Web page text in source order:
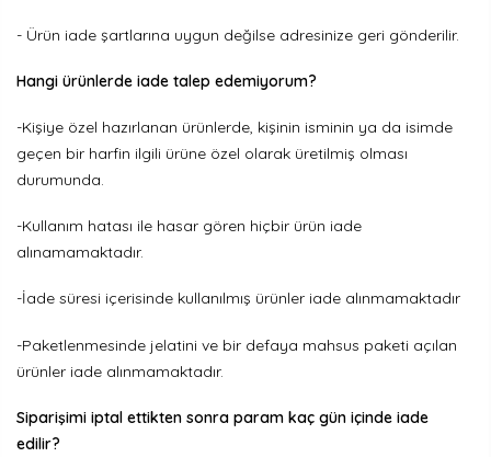
- Ürün iade şartlarına uygun değilse adresinize geri gönderilir.
Hangi ürünlerde iade talep edemiyorum?
-Kişiye özel hazırlanan ürünlerde, kişinin isminin ya da isimde
geçen bir harfin ilgili ürüne özel olarak üretilmiş olması
durumunda.
-Kullanım hatası ile hasar gören hiçbir ürün iade
alınamamaktadır.
-İade süresi içerisinde kullanılmış ürünler iade alınmamaktadır
-Paketlenmesinde jelatini ve bir defaya mahsus paketi açılan
ürünler iade alınmamaktadır.
Siparişimi iptal ettikten sonra param kaç gün içinde iade
edilir?